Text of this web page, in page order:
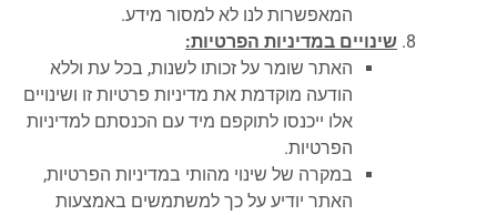
המאפשרות לנו לא למסור מידע.
שינויים במדיניות הפרטיות:
האתר שומר על זכותו לשנות, בכל עת וללא
הודעה מוקדמת את מדיניות פרטיות זו ושינויים
אלו ייכנסו לתוקפם מיד עם הכנסתם למדיניות
הפרטיות.
במקרה של שינוי מהותי במדיניות הפרטיות,
האתר יודיע על כך למשתמשים באמצעות